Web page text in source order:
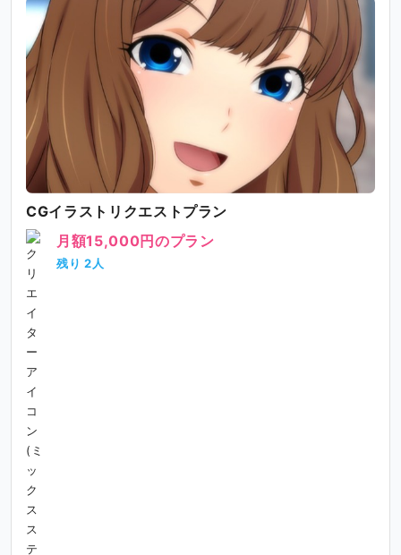
CGイラストリクエストプラン
月額15,000円のプラン
残り 2人